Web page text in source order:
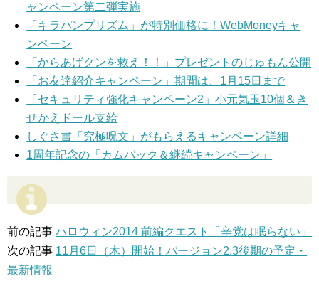
ャンペーン第二弾実施
「キラパンプリズム」が特別価格に！WebMoneyキャ
ンペーン
「からあげクンを救え！！」プレゼントのじゅもん公開
「お友達紹介キャンペーン」期間は、1月15日まで
「セキュリティ強化キャンペーン2」小元気玉10個＆き
せかえドール支給
しぐさ書「究極呪文」がもらえるキャンペーン詳細
1周年記念の「カムバック＆継続キャンペーン」
前の記事 ハロウィン2014 前編クエスト「辛党は眠らない」
次の記事 11月6日（木）開始！バージョン2.3後期の予定・
最新情報